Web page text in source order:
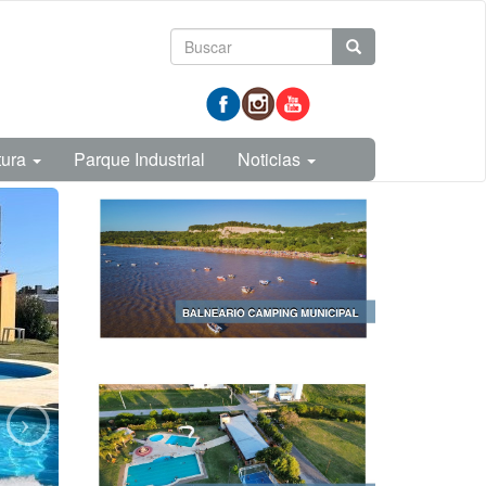
Formulario
de
búsqueda
Parque Industrial Noticias